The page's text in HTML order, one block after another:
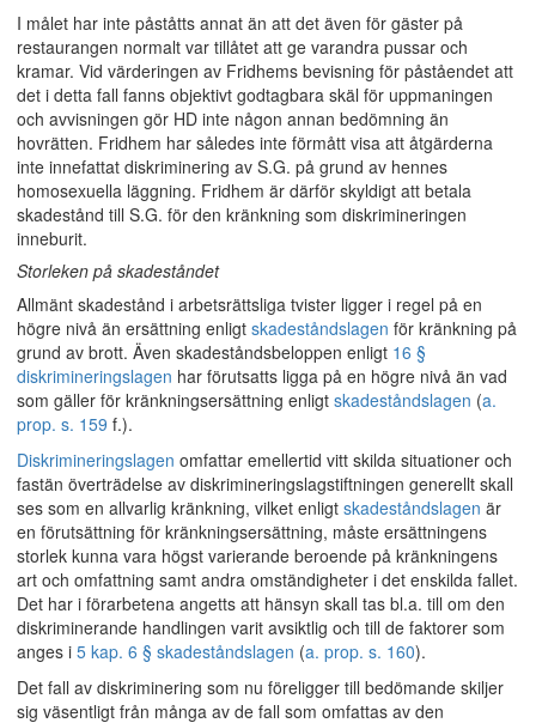
I målet har inte påståtts annat än att det även för gäster på
restaurangen normalt var tillåtet att ge varandra pussar och
kramar. Vid värderingen av Fridhems bevisning för påståendet att
det i detta fall fanns objektivt godtagbara skäl för uppmaningen
och avvisningen gör HD inte någon annan bedömning än
hovrätten. Fridhem har således inte förmått visa att åtgärderna
inte innefattat diskriminering av S.G. på grund av hennes
homosexuella läggning. Fridhem är därför skyldigt att betala
skadestånd till S.G. för den kränkning som diskrimineringen
inneburit.
Storleken på skadeståndet
Allmänt skadestånd i arbetsrättsliga tvister ligger i regel på en
högre nivå än ersättning enligt skadeståndslagen för kränkning på
grund av brott. Även skadeståndsbeloppen enligt 16 §
diskrimineringslagen har förutsatts ligga på en högre nivå än vad
som gäller för kränkningsersättning enligt skadeståndslagen (a.
prop. s. 159 f.).
Diskrimineringslagen omfattar emellertid vitt skilda situationer och
fastän överträdelse av diskrimineringslagstiftningen generellt skall
ses som en allvarlig kränkning, vilket enligt skadeståndslagen är
en förutsättning för kränkningsersättning, måste ersättningens
storlek kunna vara högst varierande beroende på kränkningens
art och omfattning samt andra omständigheter i det enskilda fallet.
Det har i förarbetena angetts att hänsyn skall tas bl.a. till om den
diskriminerande handlingen varit avsiktlig och till de faktorer som
anges i 5 kap. 6 § skadeståndslagen (a. prop. s. 160).
Det fall av diskriminering som nu föreligger till bedömande skiljer
sig väsentligt från många av de fall som omfattas av den